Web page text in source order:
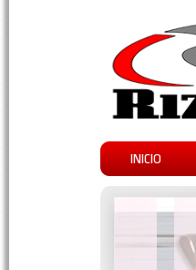
INICIO